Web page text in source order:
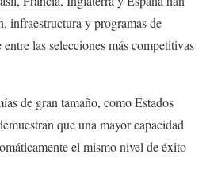
infraestructura y programas de
las selecciones más competitivas
de gran tamaño, como Estados
que una mayor capacidad
el mismo nivel de éxito